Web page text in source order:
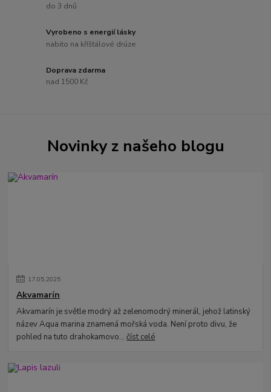
do 3 dnů
Vyrobeno s energií lásky
nabito na kříšťálové drúze
Doprava zdarma
nad 1500 Kč
Novinky z našeho blogu
17.05.2025
Akvamarín
Akvamarín je světle modrý až zelenomodrý minerál, jehož latinský
název Aqua marina znamená mořská voda. Není proto divu, že
pohled na tuto drahokamovo...číst celé